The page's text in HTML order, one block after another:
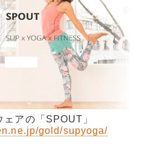
アの「SPOUT」
gold/supyoga/